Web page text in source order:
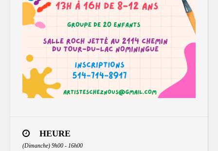
HEURE
(Dimanche) 9h00 - 16h00